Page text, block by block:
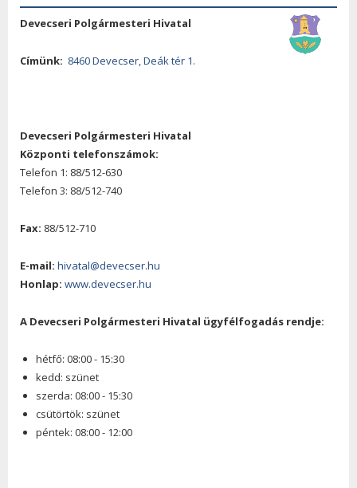
Devecseri Polgármesteri Hivatal
Címünk: 8460 Devecser, Deák tér 1.
Devecseri Polgármesteri Hivatal
Központi telefonszámok:
Telefon 1: 88/512-630
Telefon 3: 88/512-740
Fax: 88/512-710
E-mail: hivatal@devecser.hu
Honlap: www.devecser.hu
A Devecseri Polgármesteri Hivatal ügyfélfogadás rendje:
hétfő: 08:00 - 15:30
kedd: szünet
szerda: 08:00 - 15:30
csütörtök: szünet
péntek: 08:00 - 12:00